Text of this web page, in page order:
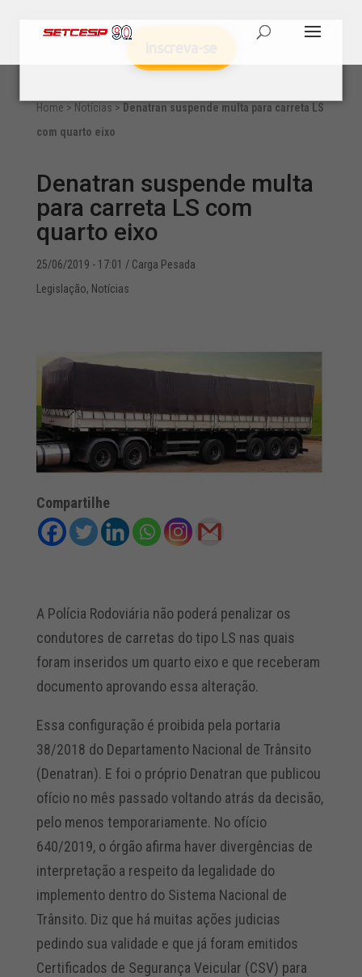
Home > Notícias > Denatran suspende multa para carreta LS
com quarto eixo
Denatran suspende multa
para carreta LS com
quarto eixo
25/06/2019 - 17:01 / Carga Pesada
Legislação, Notícias
Compartilhe
A Polícia Rodoviária não poderá penalizar os
condutores de carretas do tipo LS nas quais
foram inseridos um quarto eixo e que receberam
documento aprovando essa alteração.
Essa configuração é proibida pela portaria
38/2018 do Departamento Nacional de Trânsito
(Denatran). E foi o próprio Denatran que publicou
ofício no mês passado voltando atrás da decisão,
pelo menos temporariamente. No ofício
640/2019, o órgão afirma haver divergências de
interpretação a respeito da legalidade do
implemento dentro do Sistema Nacional de
Trânsito. Diz que há muitas ações judicias
pedindo sua validade e que já foram emitidos
Certificados de Segurança Veicular (CSV) para